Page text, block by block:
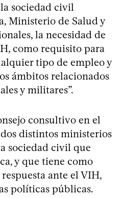
sociedad civil
Ministerio de Salud y
la necesidad de
como requisito para
tipo de empleo y
ámbitos relacionados
y militares”.
consultivo en el
distintos ministerios
sociedad civil que
y que tiene como
ante el VIH,
políticas públicas.